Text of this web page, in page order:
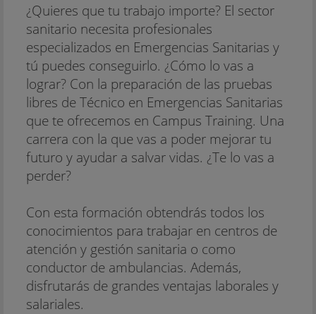
¿Quieres que tu trabajo importe? El sector
sanitario necesita profesionales
especializados en Emergencias Sanitarias y
tú puedes conseguirlo. ¿Cómo lo vas a
lograr? Con la preparación de las pruebas
libres de Técnico en Emergencias Sanitarias
que te ofrecemos en Campus Training. Una
carrera con la que vas a poder mejorar tu
futuro y ayudar a salvar vidas. ¿Te lo vas a
perder?
Con esta formación obtendrás todos los
conocimientos para trabajar en centros de
atención y gestión sanitaria o como
conductor de ambulancias. Además,
disfrutarás de grandes ventajas laborales y
salariales.